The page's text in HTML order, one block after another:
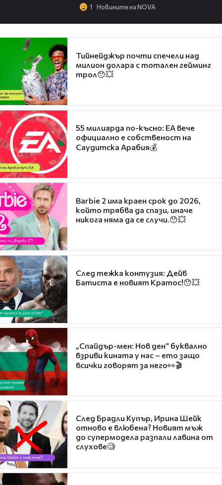
1 Новините на NOVA
Тийнейджър почти спечели над
милион долара с тотален гейминг
трол😯💥
55 милиарда по-късно: EA вече
официално е собственост на
Саудитска Арабия💰
Barbie 2 има краен срок до 2026,
който трябва да спази, иначе
никога няма да се случи.😯💥
След тежка контузия: Дейв
Батиста е новият Кратос!😯💥
„Спайдър-мен: Нов ден“ буквално
взриви кината у нас – ето защо
всички говорят за него👀🎬
След Брадли Купър, Ирина Шейк
отново е влюбена? Новият мъж
до супермодела разпали лавина от
слухове🧐